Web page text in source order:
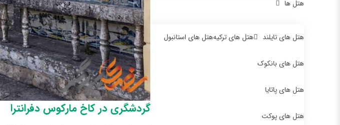
هتل ها
هتل های تایلند
هتل های بانکوک
هتل های پاتایا
هتل های پوکت
هتل های ترکیههتل های استانبول
گردشگری در کاخ مارکوس دفرانترا